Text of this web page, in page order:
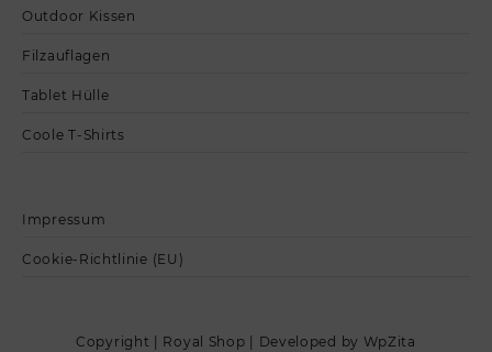
Outdoor Kissen
Filzauflagen
Tablet Hülle
Coole T-Shirts
Impressum
Cookie-Richtlinie (EU)
Copyright | Royal Shop | Developed by WpZita